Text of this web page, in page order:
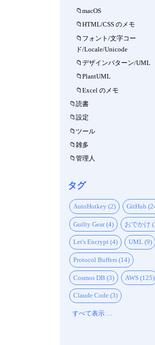
macOS
HTML/CSS のメモ
フォント/文字コー
ド/Locale/Unicode
デザインパターン/UML
PlantUML
Excel のメモ
読書
設定
ツール
雑多
管理人
タグ
AutoHotkey (2) GitHub
Guilty Gear (4) おでかけ
Let's Encrypt (4) UML (9)
Protocol Buffers (14)
Cosmos DB (3) AWS (125)
Claude Code (3)
すべて表示 …